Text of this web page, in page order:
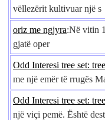
vëllezërit kultivuar një s
oriz me ngjyra:Në vitin
gjatë oper
Odd Interesi tree set:
me një emër të rrugës
Odd Interesi tree set:
një viçi pemë. Është